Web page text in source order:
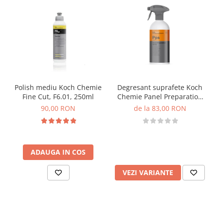
Polish mediu Koch Chemie
Fine Cut, F6.01, 250ml
90,00 RON
ADAUGA IN COS
Degresant suprafete Koch
Chemie Panel Preparation
Spray
de la 83,00 RON
VEZI VARIANTE